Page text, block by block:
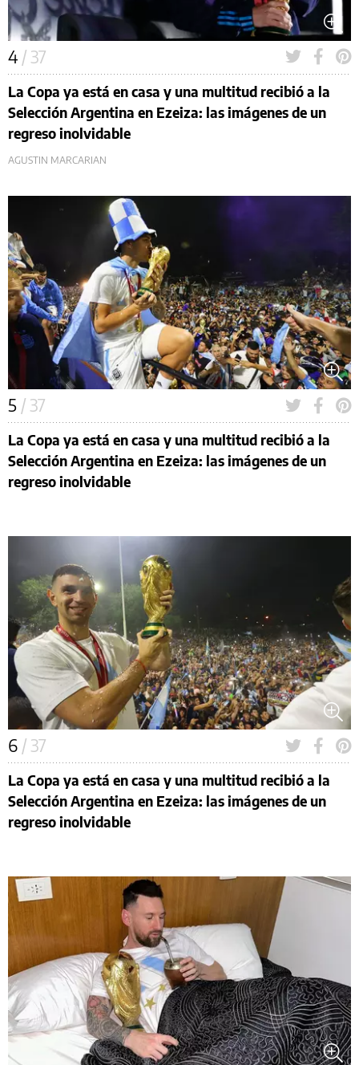
4 / 37
La Copa ya está en casa y una multitud recibió a la
Selección Argentina en Ezeiza: las imágenes de un
regreso inolvidable
AGUSTIN MARCARIAN
5 / 37
La Copa ya está en casa y una multitud recibió a la
Selección Argentina en Ezeiza: las imágenes de un
regreso inolvidable
6 / 37
La Copa ya está en casa y una multitud recibió a la
Selección Argentina en Ezeiza: las imágenes de un
regreso inolvidable